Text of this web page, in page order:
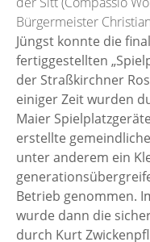
Bürgermeister
Jüngst konnte die
fertiggestellten
der Straßkirchner
einiger Zeit wurden
Maier
erstellte
unter anderem ein
Betrieb genommen.
wurde dann die
durch Kurt